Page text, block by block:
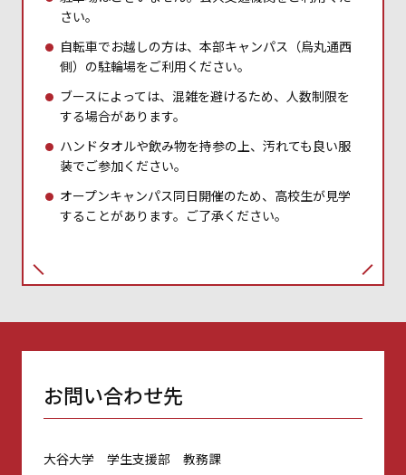
さい。
自転車でお越しの方は、本部キャンパス（烏丸通西
側）の駐輪場をご利用ください。
ブースによっては、混雑を避けるため、人数制限を
する場合があります。
ハンドタオルや飲み物を持参の上、汚れても良い服
装でご参加ください。
オープンキャンパス同日開催のため、高校生が見学
することがあります。ご了承ください。
お問い合わせ先
大谷大学 学生支援部 教務課